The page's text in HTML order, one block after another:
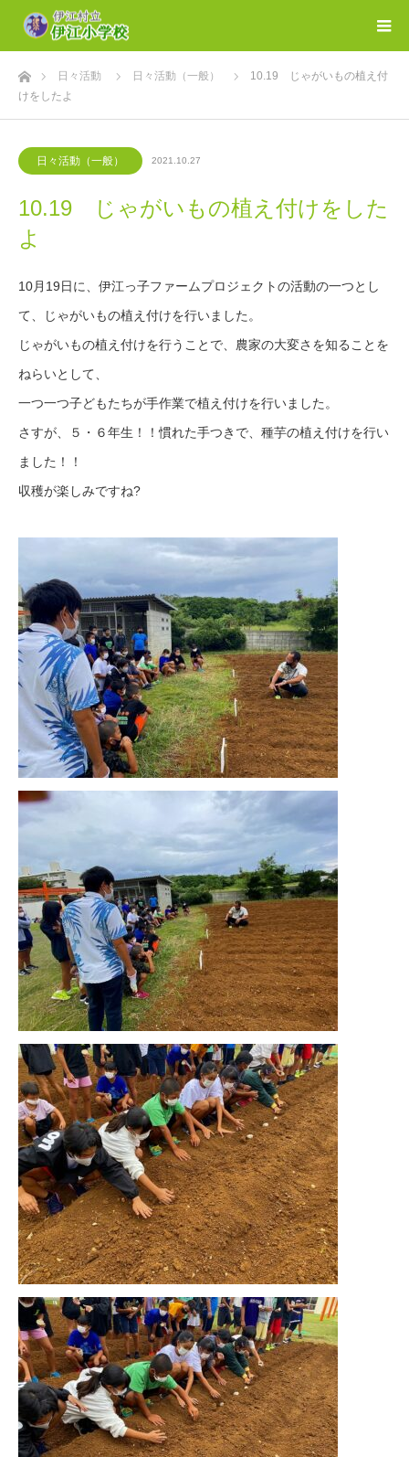
ホーム日々活動 日々活動（一般）
10.19 じゃがいもの植え付
けをしたよ
日々活動（一般） 2021.10.27
10.19 じゃがいもの植え付けをした
よ
10月19日に、伊江っ子ファームプロジェクトの活動の一つとし
て、じゃがいもの植え付けを行いました。
じゃがいもの植え付けを行うことで、農家の大変さを知ることを
ねらいとして、
一つ一つ子どもたちが手作業で植え付けを行いました。
さすが、５・６年生！！慣れた手つきで、種芋の植え付けを行い
ました！！
収穫が楽しみですね?